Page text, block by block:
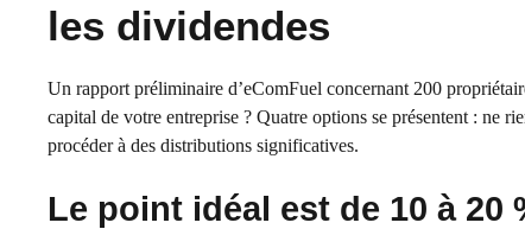
les dividendes
Un rapport préliminaire d’eComFuel concernant 200
capital de votre entreprise ? Quatre options se présentent : ne
procéder à des distributions significatives.
Le point idéal est de 10 à 20